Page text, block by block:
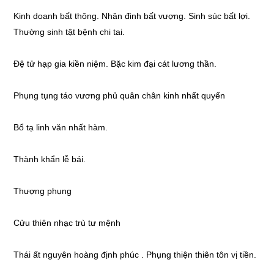
Kinh doanh bất thông. Nhân đinh bất vượng. Sinh súc bất lợi.
Thường sinh tật bệnh chi tai.
Đệ tử hạp gia kiền niệm. Bặc kim đại cát lương thần.
Phụng tụng táo vương phủ quân chân kinh nhất quyển
Bổ tạ linh văn nhất hàm.
Thành khẩn lễ bái.
Thượng phụng
Cửu thiên nhạc trù tư mệnh
Thái ất nguyên hoàng định phúc . Phụng thiện thiên tôn vị tiền.